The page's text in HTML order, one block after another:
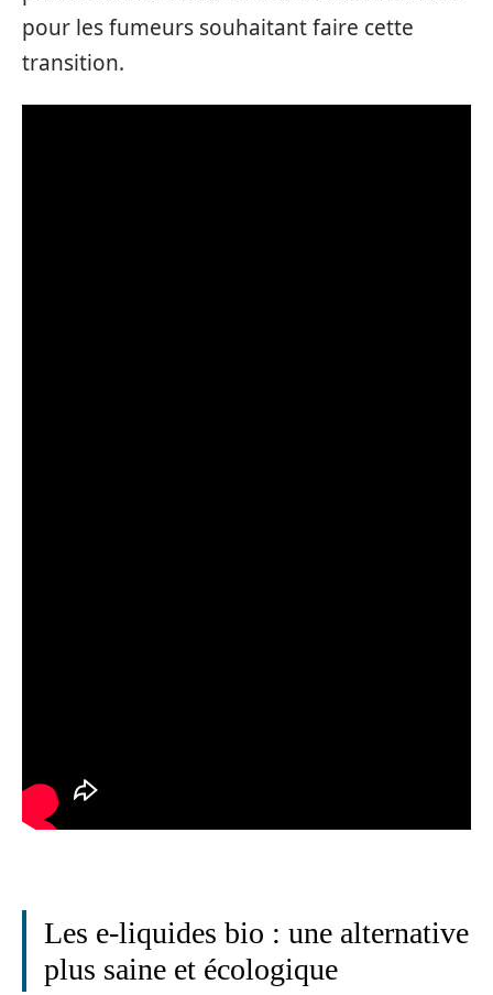
pour les fumeurs souhaitant faire cette
transition.
Les e-liquides bio : une alternative
plus saine et écologique